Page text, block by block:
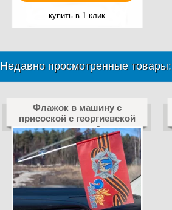
купить в 1 клик
Недавно просмотренные товары:
Флажок в машину с
присоской с георгиевской
ленточкой